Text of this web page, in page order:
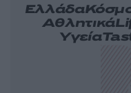
Ελλάδα
Αθλητικά
Υγεία